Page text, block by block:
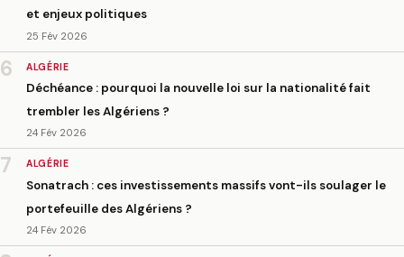
et enjeux politiques
25 Fév 2026
6 ALGÉRIE
Déchéance : pourquoi la nouvelle loi sur la nationalité fait
trembler les Algériens ?
24 Fév 2026
7 ALGÉRIE
Sonatrach : ces investissements massifs vont-ils soulager le
portefeuille des Algériens ?
24 Fév 2026